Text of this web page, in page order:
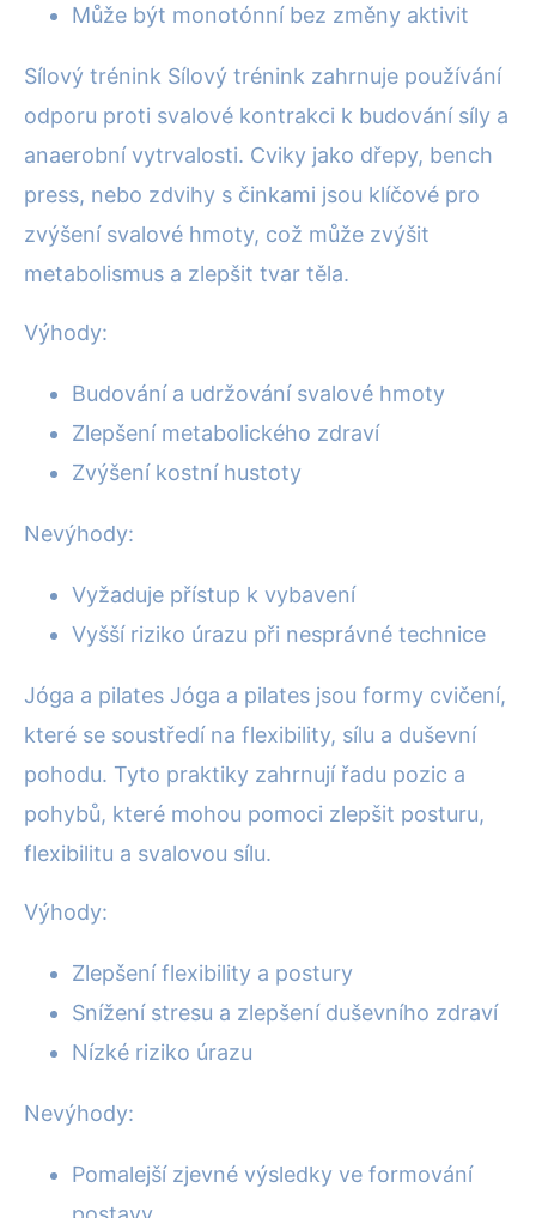
Může být monotónní bez změny aktivit
Sílový trénink Sílový trénink zahrnuje používání
odporu proti svalové kontrakci k budování síly a
anaerobní vytrvalosti. Cviky jako dřepy, bench
press, nebo zdvihy s činkami jsou klíčové pro
zvýšení svalové hmoty, což může zvýšit
metabolismus a zlepšit tvar těla.
Výhody:
Budování a udržování svalové hmoty
Zlepšení metabolického zdraví
Zvýšení kostní hustoty
Nevýhody:
Vyžaduje přístup k vybavení
Vyšší riziko úrazu při nesprávné technice
Jóga a pilates Jóga a pilates jsou formy cvičení,
které se soustředí na flexibility, sílu a duševní
pohodu. Tyto praktiky zahrnují řadu pozic a
pohybů, které mohou pomoci zlepšit posturu,
flexibilitu a svalovou sílu.
Výhody:
Zlepšení flexibility a postury
Snížení stresu a zlepšení duševního zdraví
Nízké riziko úrazu
Nevýhody:
Pomalejší zjevné výsledky ve formování